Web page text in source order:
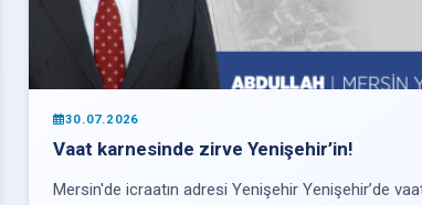
30.07.2026
Vaat karnesinde zirve Yenişehir’in!
Mersin'de icraatın adresi Yenişehir Yenişehir’de